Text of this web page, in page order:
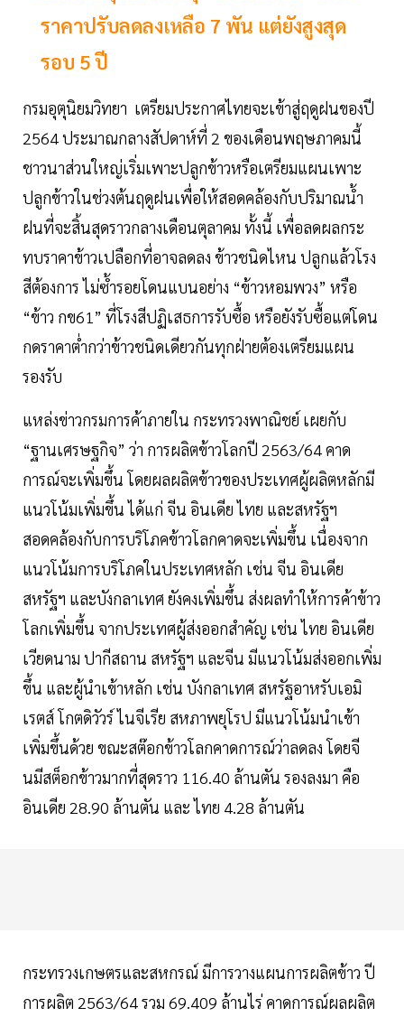
ราคาปรับลดลงเหลือ 7 พัน แต่ยังสูงสุด
รอบ 5 ปี
กรมอุตุนิยมวิทยา เตรียมประกาศไทยจะเข้าสู่ฤดูฝนของปี
2564 ประมาณกลางสัปดาห์ที่ 2 ของเดือนพฤษภาคมนี้
ชาวนาส่วนใหญ่เริ่มเพาะปลูกข้าวหรือเตรียมแผนเพาะ
ปลูกข้าวในช่วงต้นฤดูฝนเพื่อให้สอดคล้องกับปริมาณน้ำ
ฝนที่จะสิ้นสุดราวกลางเดือนตุลาคม ทั้งนี้ เพื่อลดผลกระ
ทบราคาข้าวเปลือกที่อาจลดลง ข้าวชนิดไหน ปลูกแล้วโรง
สีต้องการ ไม่ซ้ำรอยโดนแบนอย่าง “ข้าวหอมพวง” หรือ
“ข้าว กข61” ที่โรงสีปฏิเสธการรับซื้อ หรือยังรับซื้อแต่โดน
กดราคาต่ำกว่าข้าวชนิดเดียวกันทุกฝ่ายต้องเตรียมแผน
รองรับ
แหล่งข่าวกรมการค้าภายใน กระทรวงพาณิชย์ เผยกับ
“ฐานเศรษฐกิจ” ว่า การผลิตข้าวโลกปี 2563/64 คาด
การณ์จะเพิ่มขึ้น โดยผลผลิตข้าวของประเทศผู้ผลิตหลักมี
แนวโน้มเพิ่มขึ้น ได้แก่ จีน อินเดีย ไทย และสหรัฐฯ
สอดคล้องกับการบริโภคข้าวโลกคาดจะเพิ่มขึ้น เนื่องจาก
แนวโน้มการบริโภคในประเทศหลัก เช่น จีน อินเดีย
สหรัฐฯ และบังกลาเทศ ยังคงเพิ่มขึ้น ส่งผลทำให้การค้าข้าว
โลกเพิ่มขึ้น จากประเทศผู้ส่งออกสำคัญ เช่น ไทย อินเดีย
เวียดนาม ปากีสถาน สหรัฐฯ และจีน มีแนวโน้มส่งออกเพิ่ม
ขึ้น และผู้นำเข้าหลัก เช่น บังกลาเทศ สหรัฐอาหรับเอมิ
เรตส์ โกตดิวัวร์ ไนจีเรีย สหภาพยุโรป มีแนวโน้มนำเข้า
เพิ่มขึ้นด้วย ขณะสต๊อกข้าวโลกคาดการณ์ว่าลดลง โดยจี
นมีสต็อกข้าวมากที่สุดราว 116.40 ล้านตัน รองลงมา คือ
อินเดีย 28.90 ล้านตัน และ ไทย 4.28 ล้านตัน
กระทรวงเกษตรและสหกรณ์ มีการวางแผนการผลิตข้าว ปี
การผลิต 2563/64 รวม 69.409 ล้านไร่ คาดการณ์ผลผลิต